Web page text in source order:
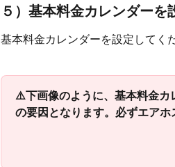
５）基本料金カレンダーを
基本料金カレンダーを設定してく
⚠️下画像のように、基本料金カ
の要因となります。必ずエアホ